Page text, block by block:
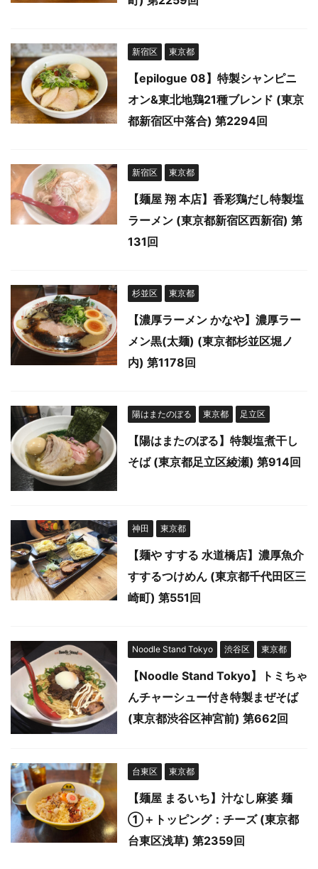
新宿区 東京都
【epilogue 08】特製シャンピニ
オン&東北地鶏21種ブレンド (東京
都新宿区中落合) 第2294回
新宿区 東京都
【麺屋 翔 本店】香彩鶏だし特製塩
ラーメン (東京都新宿区西新宿) 第
131回
杉並区 東京都
【濃厚ラーメン かなや】濃厚ラー
メン黒(太麺) (東京都杉並区堀ノ
内) 第1178回
陽はまたのぼる 東京都 足立区
【陽はまたのぼる】特製塩煮干し
そば (東京都足立区綾瀬) 第914回
神田 東京都
【麺や すする 水道橋店】濃厚魚介
すするつけめん (東京都千代田区三
崎町) 第551回
Noodle Stand Tokyo 渋谷区 東京都
【Noodle Stand Tokyo】トミちゃ
んチャーシュー付き特製まぜそば
(東京都渋谷区神宮前) 第662回
台東区 東京都
【麺屋 まるいち】汁なし麻婆 麺
①＋トッピング：チーズ (東京都
台東区浅草) 第2359回